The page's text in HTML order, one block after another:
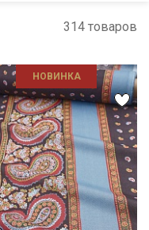
314 товаров
НОВИНКА